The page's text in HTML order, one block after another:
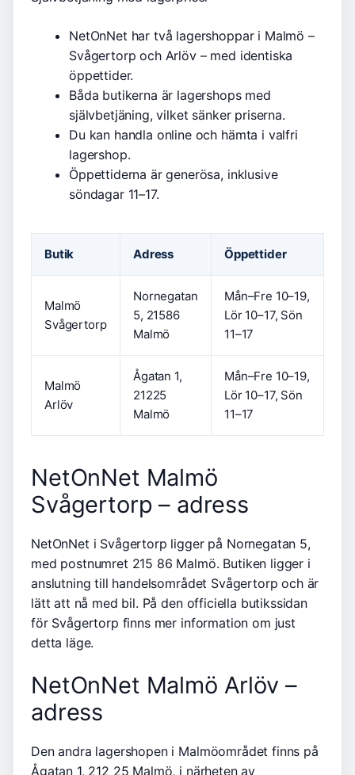
NetOnNet har två lagershoppar i Malmö –
Svågertorp och Arlöv – med identiska
öppettider.
Båda butikerna är lagershops med
självbetjäning, vilket sänker priserna.
Du kan handla online och hämta i valfri
lagershop.
Öppettiderna är generösa, inklusive
söndagar 11–17.
Butik Adress Öppettider
Malmö
Svågertorp
Nornegatan
5, 21586
Malmö
Mån–Fre 10–19,
Lör 10–17, Sön
11–17
Malmö
Arlöv
Ågatan 1,
21225
Malmö
Mån–Fre 10–19,
Lör 10–17, Sön
11–17
NetOnNet Malmö
Svågertorp – adress
NetOnNet i Svågertorp ligger på Nornegatan 5,
med postnumret 215 86 Malmö. Butiken ligger i
anslutning till handelsområdet Svågertorp och är
lätt att nå med bil. På den officiella butikssidan
för Svågertorp finns mer information om just
detta läge.
NetOnNet Malmö Arlöv –
adress
Den andra lagershopen i Malmöområdet finns på
Ågatan 1, 212 25 Malmö, i närheten av